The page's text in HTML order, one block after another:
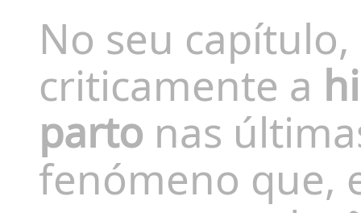
No seu
criticamente a
partonas
fenómeno que,